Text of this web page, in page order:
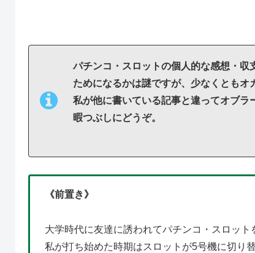
パチンコ・スロットの個人的な感想・収
ためになるかは謎ですが、少なくともオ
私が他に書いている記事と違ってオブラ
暇つぶしにどうぞ。
《前置き》
大学時代に友達に誘われてパチンコ・スロット
私が打ち始めた時期はスロットが5号機に切り